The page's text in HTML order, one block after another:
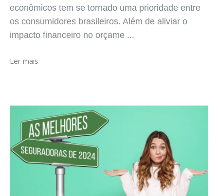
econômicos tem se tornado uma prioridade entre
os consumidores brasileiros. Além de aliviar o
impacto financeiro no orçame ...
Ler mais